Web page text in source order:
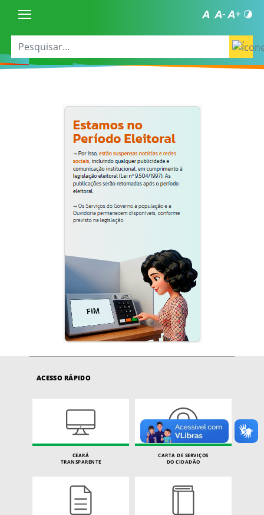
ACESSO RÁPIDO
CEARÁ
TRANSPARENTE
CARTA DE SERVIÇOS
DO CIDADÃO